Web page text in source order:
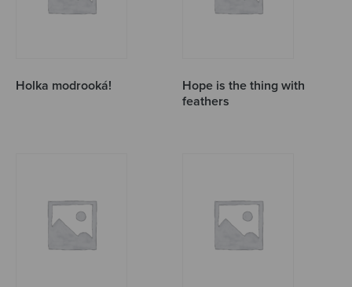
Holka modrooká!
Hope is the thing with
feathers